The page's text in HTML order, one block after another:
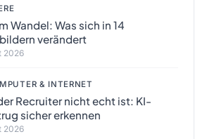
Wandel: Was sich in 14
verändert
2026
& INTERNET
Recruiter nicht echt ist: KI-
sicher erkennen
2026